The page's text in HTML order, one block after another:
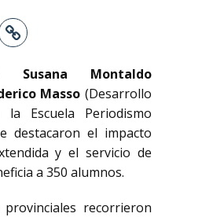
Susana Montaldo
Masso (Desarrollo
la Escuela Periodismo
destacaron el impacto
y el servicio de
a 350 alumnos.
recorrieron